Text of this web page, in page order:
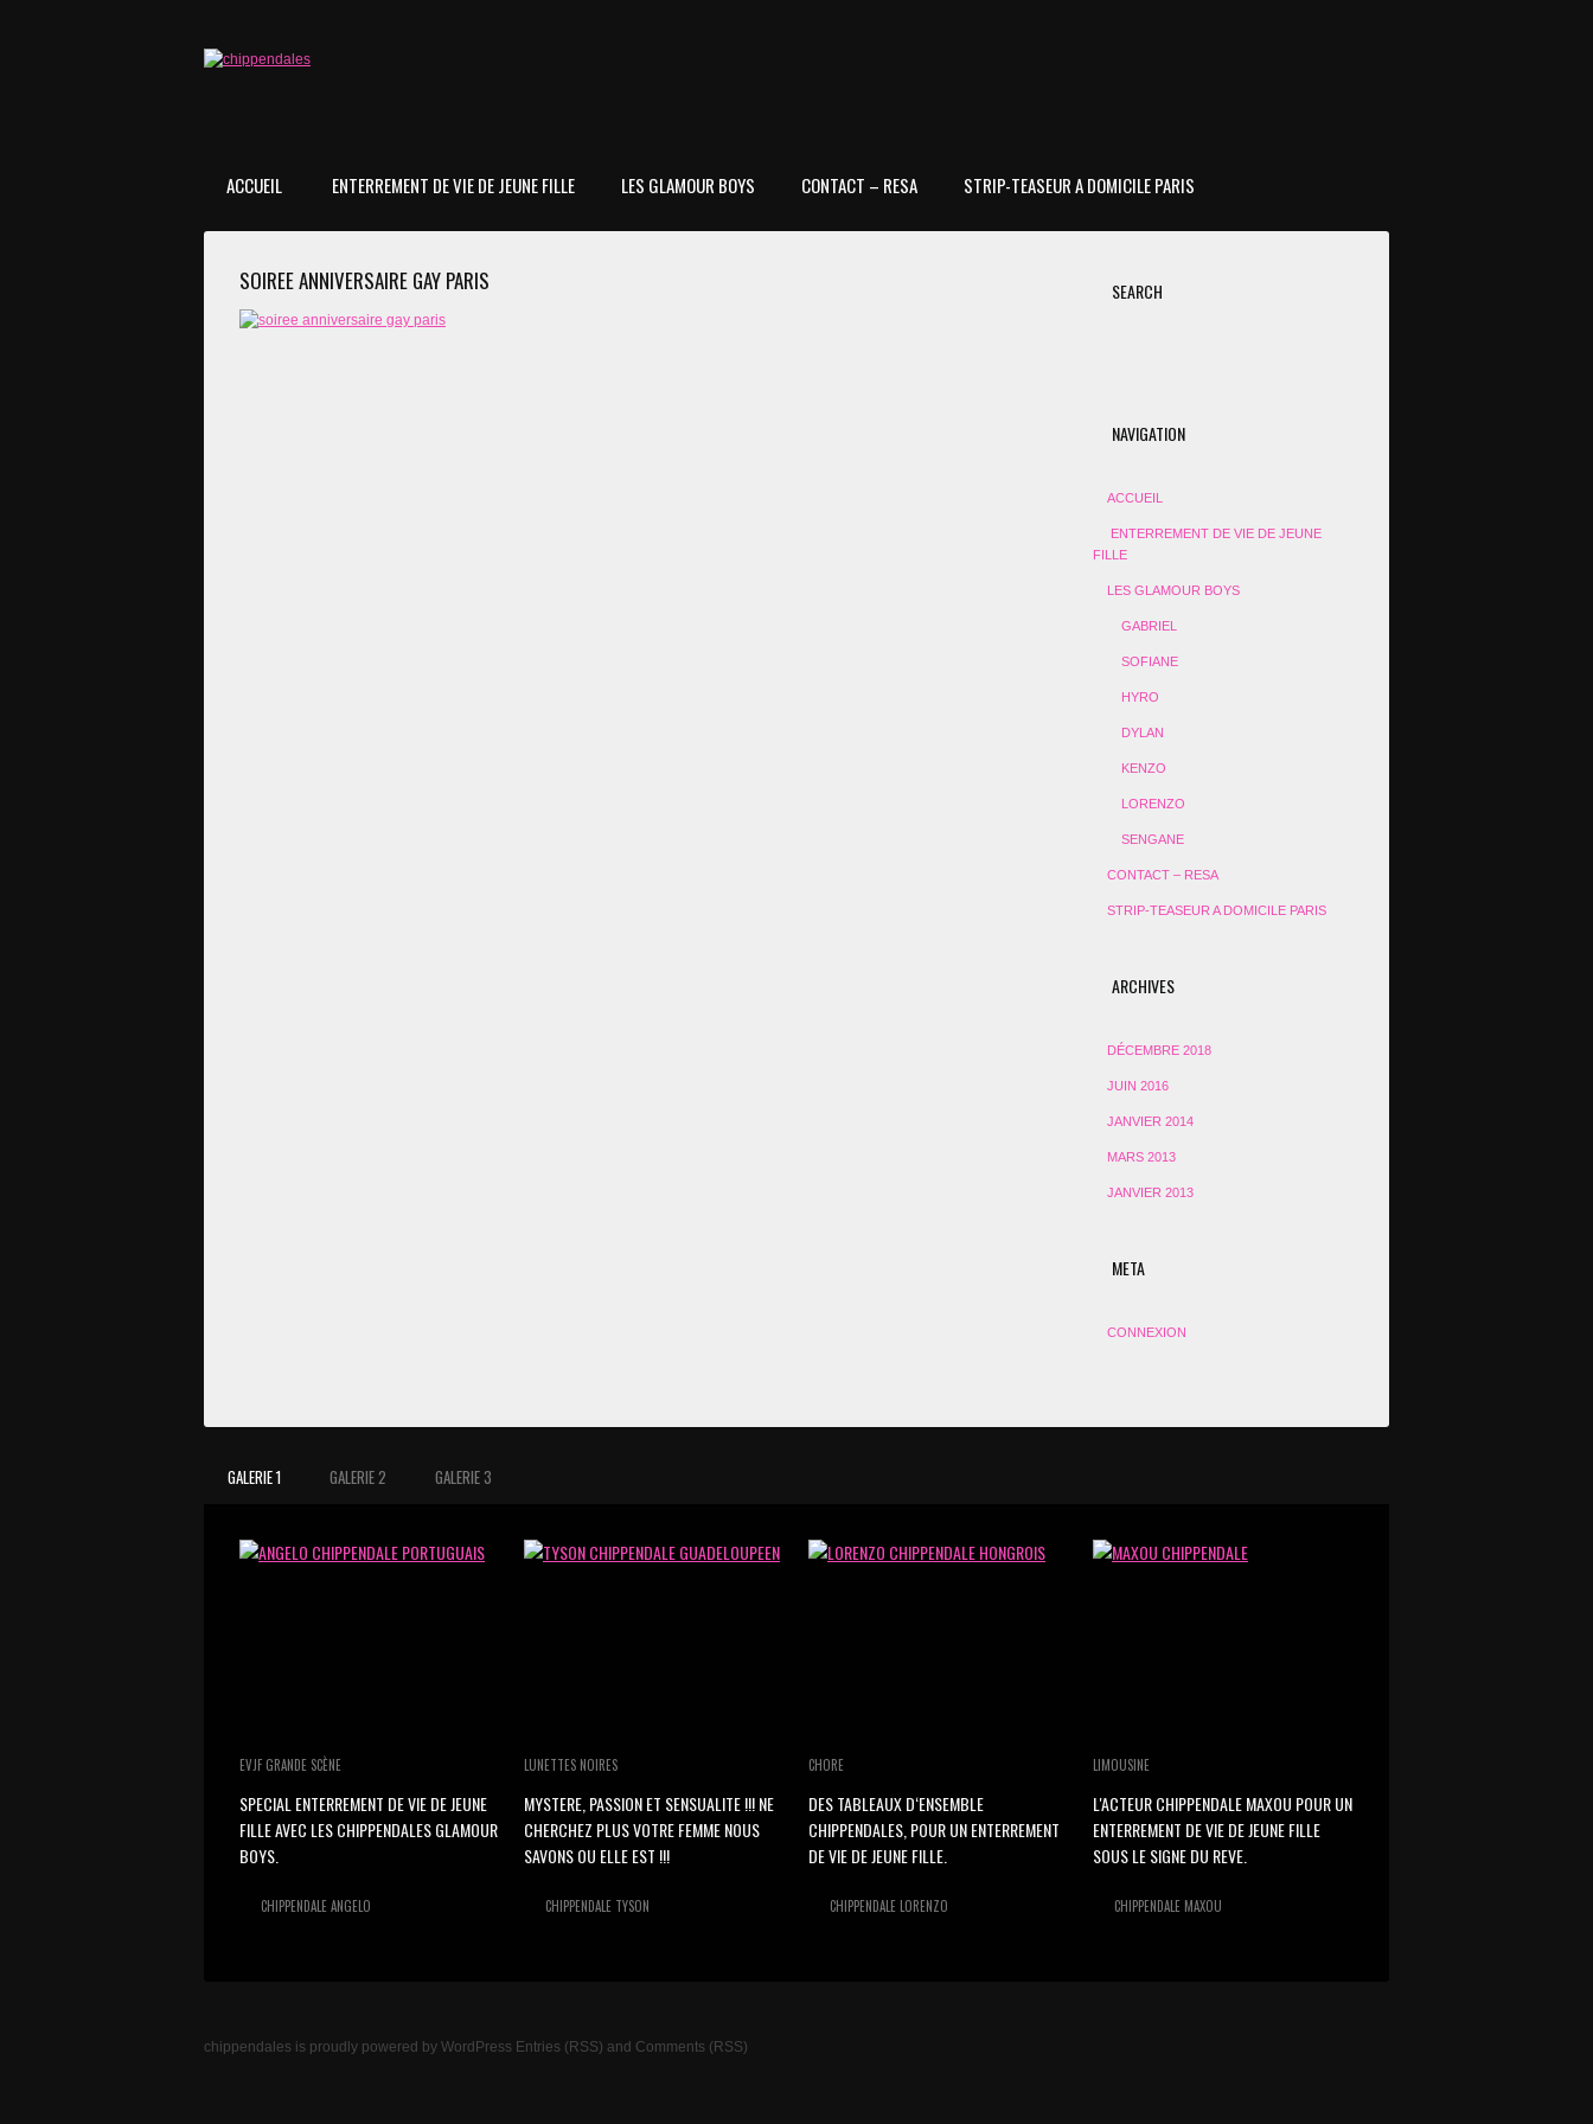
ACCUEIL ENTERREMENT DE VIE DE JEUNE FILLE LES GLAMOUR BOYS CONTACT – RESA STRIP-TEASEUR A DOMICILE PARIS
SOIREE ANNIVERSAIRE GAY PARIS SEARCH
NAVIGATION
ACCUEIL
ENTERREMENT DE VIE DE JEUNE
FILLE
LES GLAMOUR BOYS
GABRIEL
SOFIANE
HYRO
DYLAN
KENZO
LORENZO
SENGANE
CONTACT – RESA
STRIP-TEASEUR A DOMICILE PARIS
ARCHIVES
DÉCEMBRE 2018
JUIN 2016
JANVIER 2014
MARS 2013
JANVIER 2013
META
CONNEXION
GALERIE 1 GALERIE 2 GALERIE 3
EVJF GRANDE SCÈNE
SPECIAL ENTERREMENT DE VIE DE JEUNE
FILLE AVEC LES CHIPPENDALES GLAMOUR
BOYS.
CHIPPENDALE ANGELO
LUNETTES NOIRES
MYSTERE, PASSION ET SENSUALITE !!! NE
CHERCHEZ PLUS VOTRE FEMME NOUS
SAVONS OU ELLE EST !!!
CHIPPENDALE TYSON
CHORE
DES TABLEAUX D‘ENSEMBLE
CHIPPENDALES, POUR UN ENTERREMENT
DE VIE DE JEUNE FILLE.
CHIPPENDALE LORENZO
LIMOUSINE
L'ACTEUR CHIPPENDALE MAXOU POUR UN
ENTERREMENT DE VIE DE JEUNE FILLE
SOUS LE SIGNE DU REVE.
CHIPPENDALE MAXOU
chippendales is proudly powered by WordPress Entries (RSS) and Comments (RSS)